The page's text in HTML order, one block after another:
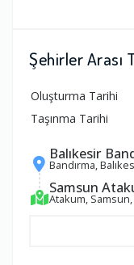
Şehirler Arası
Oluşturma Tarihi
Taşınma Tarihi
Balıkesir
Bandırma,
Samsun
Atakum,